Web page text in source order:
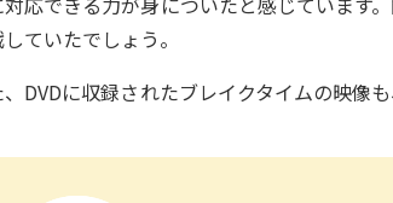
ていたでしょう。
、DVDに収録されたブレイクタイムの映像